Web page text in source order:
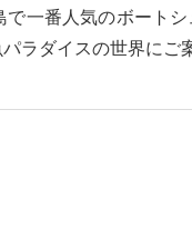
一番人気のボート
ラダイスの世界に